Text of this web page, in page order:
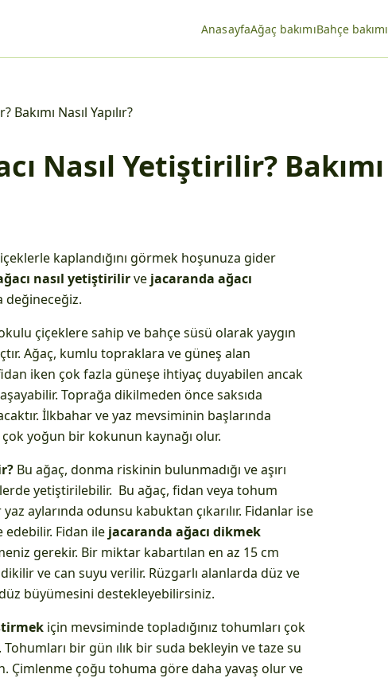
AnasayfaAğaç bakımıBahçe bakımı
Nasıl Yetiştirilir? Bakımı
kaplandığını görmek hoşunuza gider
nasıl yetiştirilirve jacaranda ağacı
değineceğiz.
çiçeklere sahip ve bahçe süsü olarak yaygın
Ağaç, kumlu topraklara ve güneş alan
iken çok fazla güneşe ihtiyaç duyabilen ancak
Toprağa dikilmeden önce saksıda
İlkbahar ve yaz mevsiminin başlarında
yoğun bir kokunun kaynağı olur.
Bu ağaç, donma riskinin bulunmadığı ve aşırı
yetiştirilebilir. Bu ağaç, fidan veya tohum
aylarında odunsu kabuktan çıkarılır. Fidanlar ise
edebilir. Fidan ile jacaranda ağacı dikmek
gerekir. Bir miktar kabartılan en az 15 cm
ve can suyu verilir. Rüzgarlı alanlarda düz ve
büyümesini destekleyebilirsiniz.
için mevsiminde topladığınız tohumları çok
bir gün ılık bir suda bekleyin ve taze su
Çimlenme çoğu tohuma göre daha yavaş olur ve